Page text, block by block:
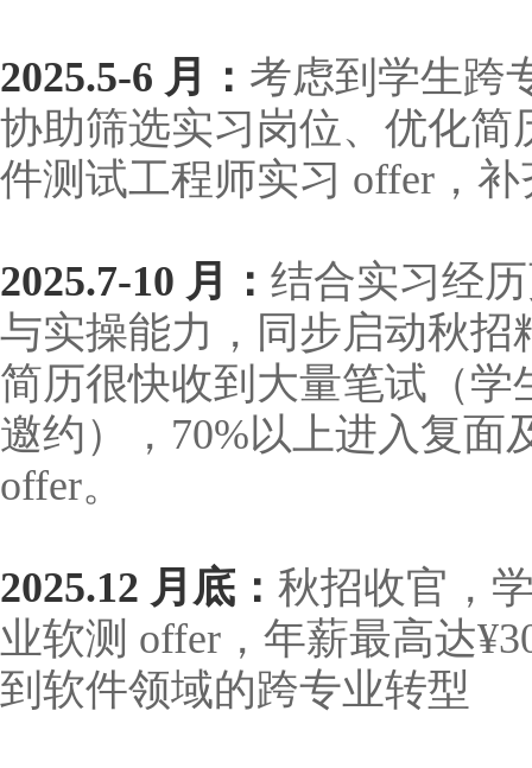
2025.5-6 月： 考虑到学生跨
协助筛选实习岗位、优化
件测试工程师实习 offer，
2025.7-10 月： 结合实习经
与实操能力，同步启动秋
简历很快收到大量笔试（
邀约），70%以上进入复面
offer。
2025.12 月底： 秋招收官，
业软测 offer，年薪最高达
到软件领域的跨专业转型